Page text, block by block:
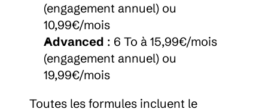
(engagement annuel) ou
10,99€/mois
Advanced : 6 To à 15,99€/mois
(engagement annuel) ou
19,99€/mois
Toutes les formules incluent le